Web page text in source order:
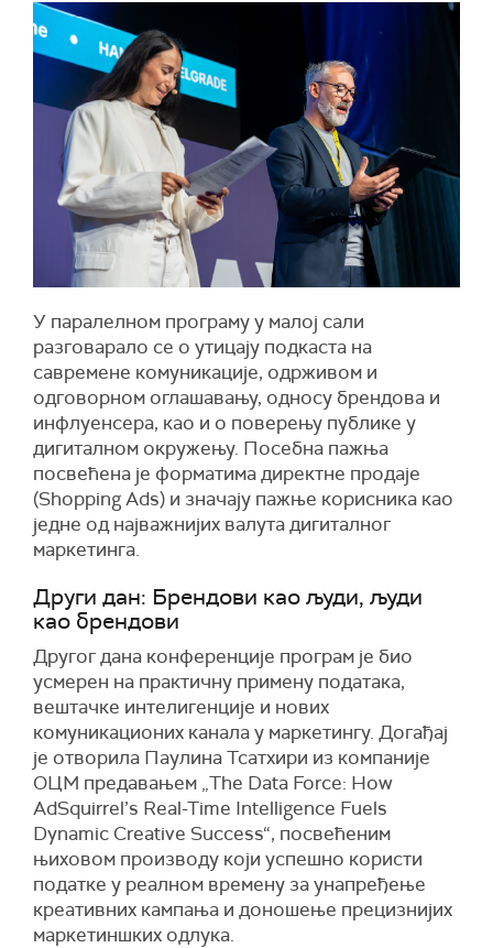
У паралелном програму у малој сали
разговарало се о утицају подкаста на
савремене комуникације, одрживом и
одговорном оглашавању, односу брендова и
инфлуенсера, као и о поверењу публике у
дигиталном окружењу. Посебна пажња
посвећена је форматима директне продаје
(Shopping Ads) и значају пажње корисника као
једне од најважнијих валута дигиталног
маркетинга.
Други дан: Брендови као људи, људи
као брендови
Другог дана конференције програм је био
усмерен на практичну примену података,
вештачке интелигенције и нових
комуникационих канала у маркетингу. Догађај
је отворила Паулина Тсатхири из компаније
ОЦМ предавањем „The Data Force: How
AdSquirrel’s Real-Time Intelligence Fuels
Dynamic Creative Success“, посвећеним
њиховом производу који успешно користи
податке у реалном времену за унапређење
креативних кампања и доношење прецизнијих
маркетиншких одлука.